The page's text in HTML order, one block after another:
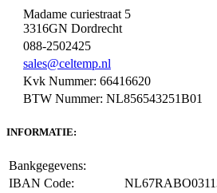
Madame curiestraat 5
3316GN Dordrecht
088-2502425
sales@celtemp.nl
Kvk Nummer: 66416620
BTW Nummer: NL856543251B01
INFORMATIE:
Bankgegevens:
IBAN Code: